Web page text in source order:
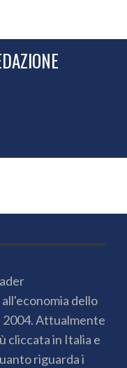
dello
Attualmente
cliccata in Italia e
riguarda i